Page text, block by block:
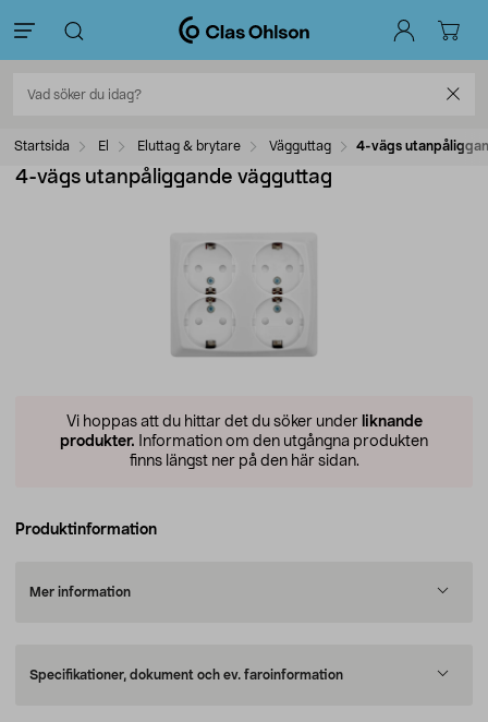
Startsida El Eluttag & brytare Vägguttag 4-vägs
4-vägs utanpåliggande vägguttag
Vi hoppas att du hittar det du söker under liknande
produkter. Information om den utgångna produkten
finns längst ner på den här sidan.
Produktinformation
Mer information
Specifikationer, dokument och ev. faroinformation